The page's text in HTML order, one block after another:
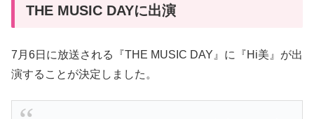
THE MUSIC DAYに出演
7月6日に放送される『THE MUSIC DAY』に『Hi美』が出
演することが決定しました。